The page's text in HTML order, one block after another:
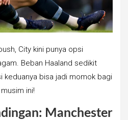
City kini punya opsi
Beban Haaland sedikit
keduanya bisa jadi momok bagi
ini!
Manchester